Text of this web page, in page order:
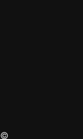
© ٢٠٢٤-٢٠٢٦، فريق كاست عربي